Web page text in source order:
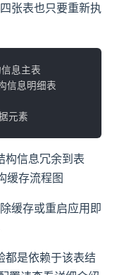
张表也只要重新执
息主表
息明细表
构信息冗余到表
缓存或重启应用即
都是依赖于该表结